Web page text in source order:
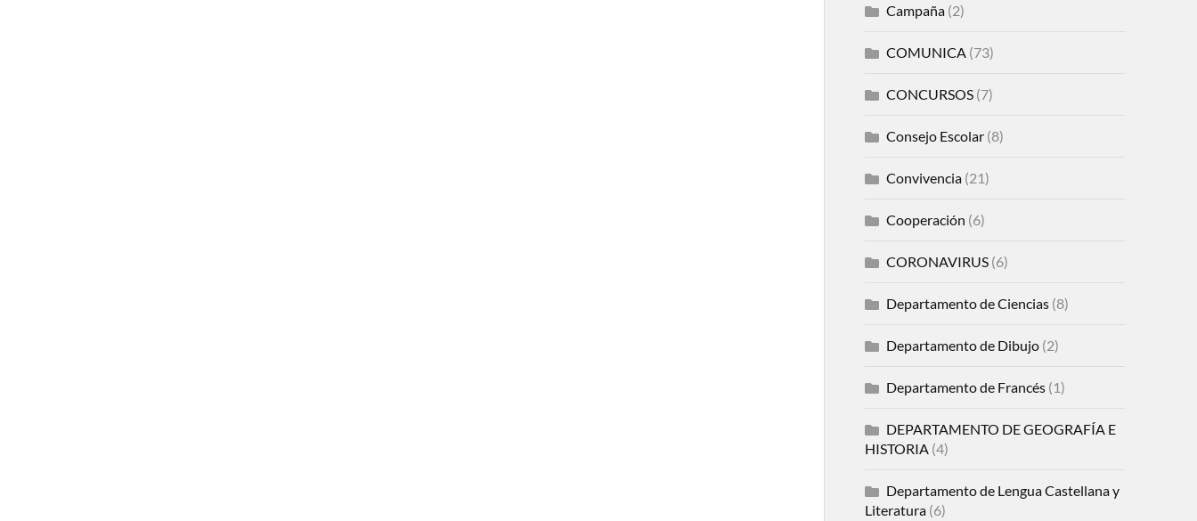
Campaña(2)
COMUNICA (73)
CONCURSOS(7)
Consejo Escolar(8)
Convivencia(21)
Cooperación (6)
CORONAVIRUS(6)
Departamento de Ciencias(8)
Departamento de Dibujo(2)
Departamento de Francés(1)
DEPARTAMENTO DE GEOGRAFÍA E
HISTORIA (4)
Departamento de Lengua Castellana y
Literatura(6)